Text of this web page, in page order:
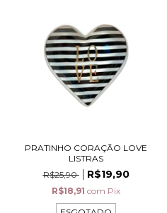
PRATINHO CORAÇÃO LOVE
LISTRAS
R$25,90
R$19,90
R$18,91 com Pix